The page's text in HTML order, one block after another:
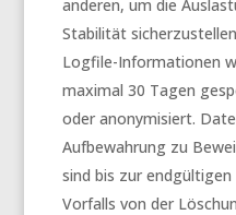
anderen, um die
Stabilität
Logfile-Informationen
maximal 30 Tagen
oder anonymisiert.
Aufbewahrung zu
sind bis zur
Vorfalls von der